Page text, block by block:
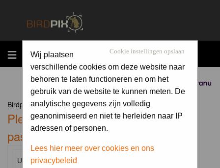
MENU
Sponsored by
Cookie instellingen opslaan
Wij plaatsen
verschillende cookies om deze website naar
behoren te laten functioneren en om het
gebruik van de website te kunnen meten. De
analytische gegevens zijn volledig
geanonimiseerd en niet te herleiden naar IP
adressen of personen.
Lees hier meer over cookies en ons
privacybeleid
Birdpix.nl Forum Index
Please enter your username and
password to log in.
Username: